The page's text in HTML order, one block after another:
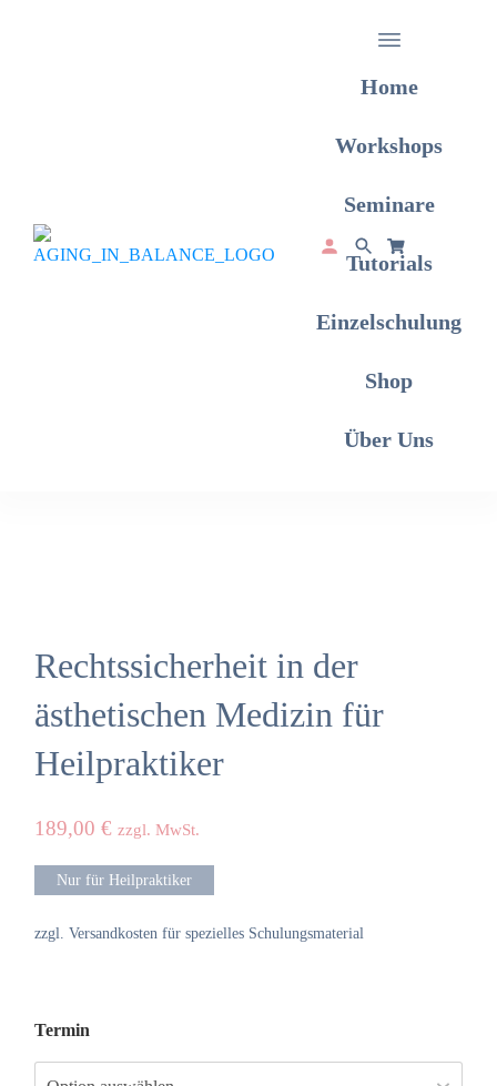
Home
Workshops
Seminare
Tutorials
Einzelschulung
Shop
Über Uns
Rechtssicherheit in der
ästhetischen Medizin für
Heilpraktiker
189,00 € zzgl. MwSt.
Nur für Heilpraktiker
zzgl. Versandkosten für spezielles Schulungsmaterial
Termin